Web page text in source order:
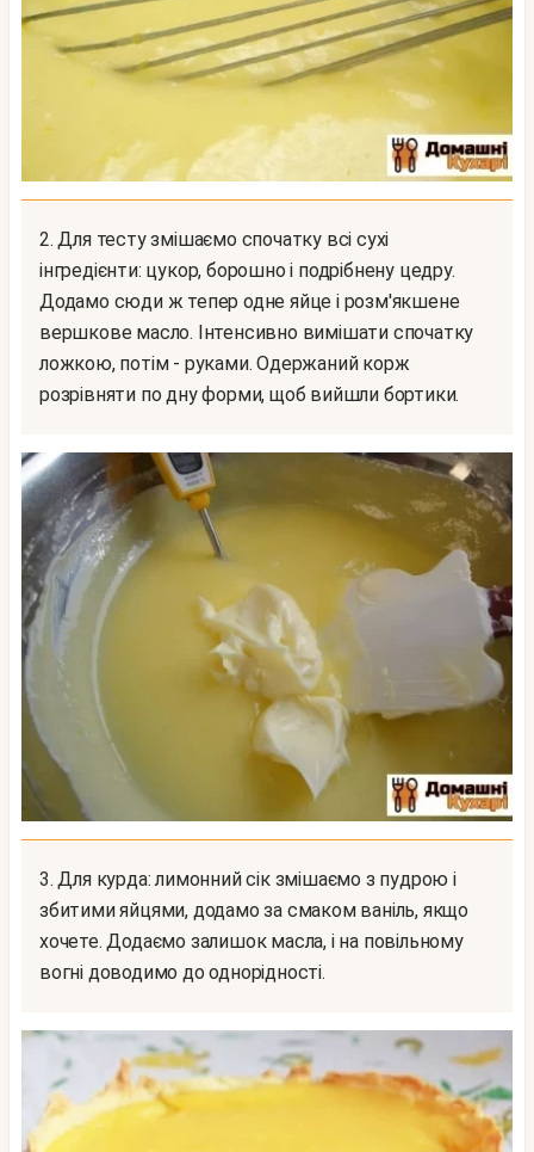
2. Для тесту змішаємо спочатку всі сухі
інгредієнти: цукор, борошно і подрібнену цедру.
Додамо сюди ж тепер одне яйце і розм'якшене
вершкове масло. Інтенсивно вимішати спочатку
ложкою, потім - руками. Одержаний корж
розрівняти по дну форми, щоб вийшли бортики.
3. Для курда: лимонний сік змішаємо з пудрою і
збитими яйцями, додамо за смаком ваніль, якщо
хочете. Додаємо залишок масла, і на повільному
вогні доводимо до однорідності.